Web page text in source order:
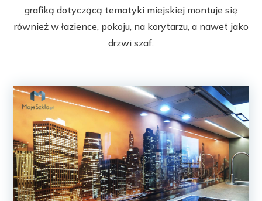
grafiką dotyczącą tematyki miejskiej montuje się
również w łazience, pokoju, na korytarzu, a nawet jako
drzwi szaf.